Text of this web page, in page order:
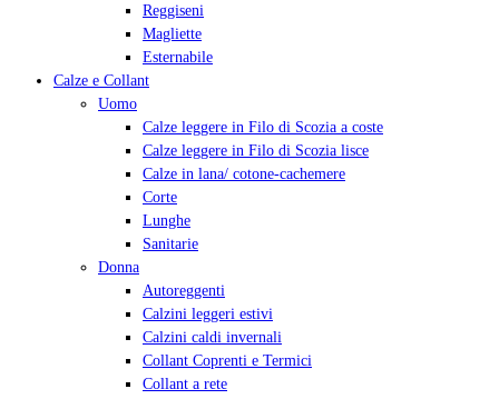
Reggiseni
Magliette
Esternabile
Calze e Collant
Uomo
Calze leggere in Filo di Scozia a coste
Calze leggere in Filo di Scozia lisce
Calze in lana/ cotone-cachemere
Corte
Lunghe
Sanitarie
Donna
Autoreggenti
Calzini leggeri estivi
Calzini caldi invernali
Collant Coprenti e Termici
Collant a rete